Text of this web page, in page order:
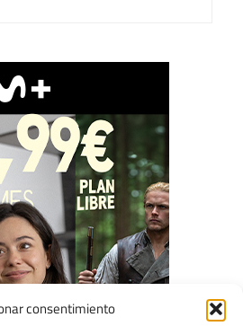
consentimiento